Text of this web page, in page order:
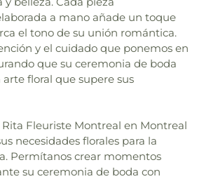
a mano añade un toque
el tono de su unión romántica.
y el cuidado que ponemos en
que su ceremonia de boda
floral que supere sus
Fleuriste Montreal en Montreal
necesidades florales para la
Permítanos crear momentos
su ceremonia de boda con